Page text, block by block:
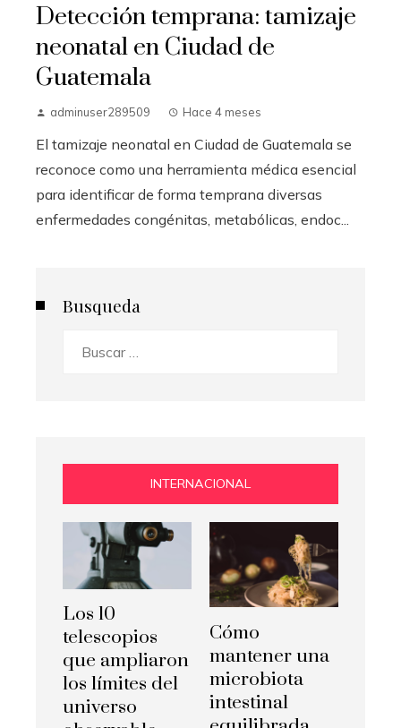
Detección temprana: tamizaje
neonatal en Ciudad de
Guatemala
adminuser289509 Hace 4 meses
El tamizaje neonatal en Ciudad de Guatemala se
reconoce como una herramienta médica esencial
para identificar de forma temprana diversas
enfermedades congénitas, metabólicas, endoc...
Busqueda
INTERNACIONAL
Los 10
telescopios
que ampliaron
los límites del
universo
Cómo
mantener una
microbiota
intestinal